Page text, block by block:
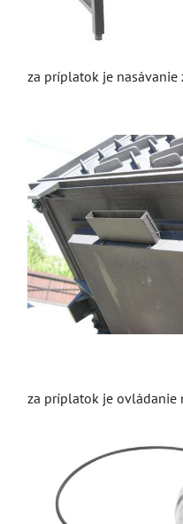
za príplatok je
za príplatok je ovládanie